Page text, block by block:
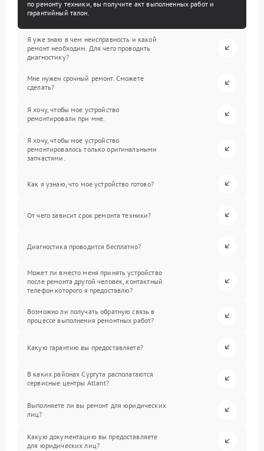
по ремонту техники, вы получите акт выполненных работ и
гарантийный талон.
Я уже знаю в чем неисправность и какой
ремонт необходим. Для чего проводить
диагностику?
Мне нужен срочный ремонт. Сможете
сделать?
Я хочу, чтобы мое устройство
ремонтировали при мне.
Я хочу, чтобы мое устройство
ремонтировалось только оригинальными
запчастями.
Как я узнаю, что мое устройство готово?
От чего зависит срок ремонта техники?
Диагностика проводится бесплатно?
Может ли вместо меня принять устройство
после ремонта другой человек, контактный
телефон которого я предоставлю?
Возможно ли получать обратную связь в
процессе выполнения ремонтных работ?
Какую гарантию вы предоставляете?
В каких районах Сургута располагаются
сервисные центры Atlant?
Выполняете ли вы ремонт для юридических
лиц?
Какую документацию вы предоставляете
для юридических лиц?